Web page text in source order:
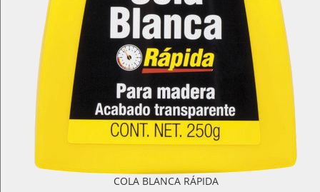
COLA BLANCA RÁPIDA